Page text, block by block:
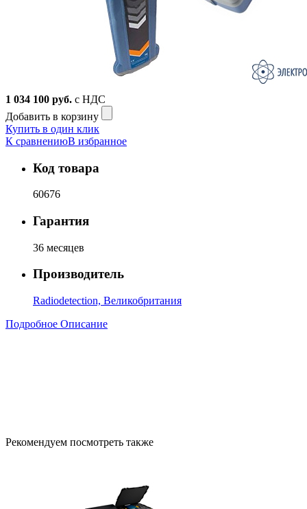
1 034 100 руб. с НДС
Добавить в корзину
Купить в один клик
К сравнениюВ избранное
Код товара
60676
Гарантия
36 месяцев
Производитель
Radiodetection, Великобритания
Подробное Описание
Рекомендуем посмотреть также